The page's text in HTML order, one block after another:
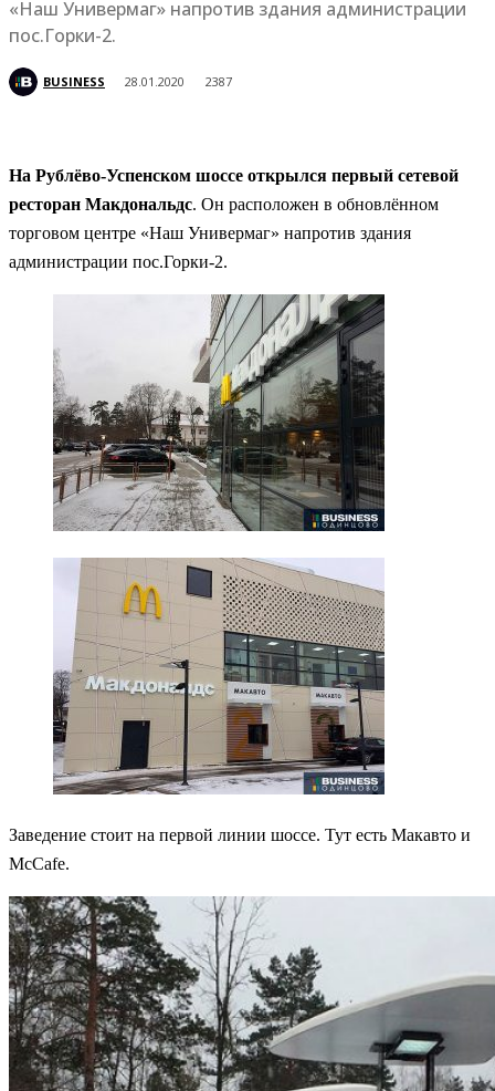
«Наш Универмаг» напротив здания администрации
пос.Горки-2.
BUSINESS 28.01.2020 2387
На Рублёво-Успенском шоссе открылся первый сетевой
ресторан Макдональдс. Он расположен в обновлённом
торговом центре «Наш Универмаг» напротив здания
администрации пос.Горки-2.
Заведение стоит на первой линии шоссе. Тут есть Макавто и
McCafe.